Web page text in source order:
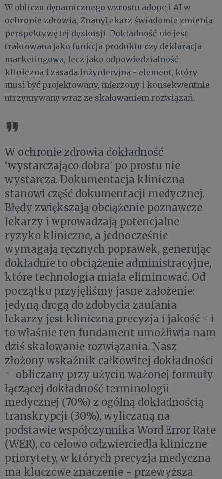
W obliczu dynamicznego wzrostu adopcji AI w
ochronie zdrowia, ZnanyLekarz świadomie zmienia
perspektywę tej dyskusji. Dokładność nie jest
traktowana jako funkcja produktu czy deklaracja
marketingowa, lecz jako odpowiedzialność
kliniczna i zasada inżynieryjna - element, który
musi być projektowany, mierzony i konsekwentnie
utrzymywany wraz ze skalowaniem rozwiązań.
W ochronie zdrowia dokładność
‘wystarczająco dobra’ po prostu nie
wystarcza. Dokumentacja kliniczna
stanowi część dokumentacji medycznej.
Błędy zwiększają obciążenie poznawcze
lekarzy i wprowadzają potencjalne
ryzyko kliniczne, a jednocześnie
wymagają ręcznych poprawek, generując
dokładnie to obciążenie administracyjne,
które technologia miała eliminować. Od
początku przyjęliśmy jasne założenie:
jedyną drogą do zdobycia zaufania
lekarzy jest kliniczna precyzja i jakość - i
to właśnie ten fundament umożliwia nam
dziś skalowanie rozwiązania. Nasz
złożony wskaźnik całkowitej dokładności
- obliczany przy użyciu ważonej formuły
łączącej dokładność terminologii
medycznej (70%) z ogólną dokładnością
transkrypcji (30%), wyliczaną na
podstawie współczynnika Word Error Rate
(WER), co celowo odzwierciedla kliniczne
priorytety, w których precyzja medyczna
ma kluczowe znaczenie - przewyższa